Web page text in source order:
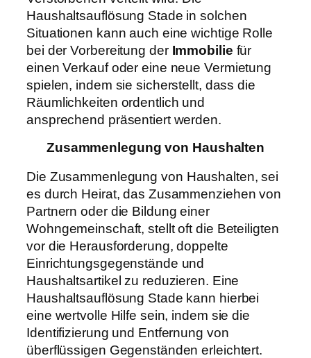
Haushaltsauflösung Stade in solchen
Situationen kann auch eine wichtige Rolle
bei der Vorbereitung der Immobilie für
einen Verkauf oder eine neue Vermietung
spielen, indem sie sicherstellt, dass die
Räumlichkeiten ordentlich und
ansprechend präsentiert werden.
Zusammenlegung von Haushalten
Die Zusammenlegung von Haushalten, sei
es durch Heirat, das Zusammenziehen von
Partnern oder die Bildung einer
Wohngemeinschaft, stellt oft die Beteiligten
vor die Herausforderung, doppelte
Einrichtungsgegenstände und
Haushaltsartikel zu reduzieren. Eine
Haushaltsauflösung Stade kann hierbei
eine wertvolle Hilfe sein, indem sie die
Identifizierung und Entfernung von
überflüssigen Gegenständen erleichtert.